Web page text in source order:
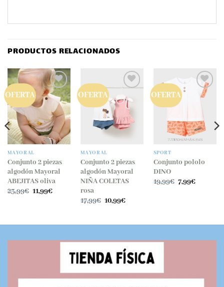
PRODUCTOS RELACIONADOS
OFERTA
MAYORAL
Conjunto 2 piezas
algodón Mayoral
ABEJITAS oliva
23,99€ El
11,99€El
OFERTA
MAYORAL
Conjunto 2 piezas
algodón Mayoral
NIÑA COLETAS
rosa
17,99€ El
10,99€El
OFERTA
SPORT
Conjunto pololo
DINO
19,99€ El
7,99€El